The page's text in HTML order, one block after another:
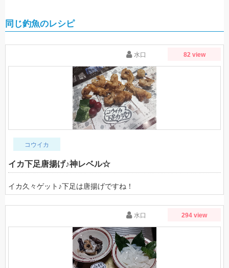
同じ釣魚のレシピ
水口 82 view
コウイカ
イカ下足唐揚げ♪神レベル☆
イカ久々ゲット♪下足は唐揚げですね！
水口 294 view